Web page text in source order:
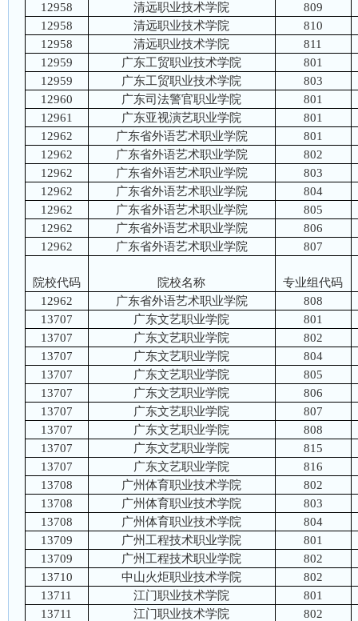
12958
清远职业技术学院
809
12958
清远职业技术学院
810
12958
清远职业技术学院
811
12959
广东工贸职业技术学院
801
12959
广东工贸职业技术学院
803
12960
广东司法警官职业学院
801
12961
广东亚视演艺职业学院
801
12962
广东省外语艺术职业学院
801
12962
广东省外语艺术职业学院
802
12962
广东省外语艺术职业学院
803
12962
广东省外语艺术职业学院
804
12962
广东省外语艺术职业学院
805
12962
广东省外语艺术职业学院
806
12962
广东省外语艺术职业学院 807
院校代码 院校名称
专业组代码
12962
广东省外语艺术职业学院
808
13707
广东文艺职业学院
801
13707
广东文艺职业学院
802
13707
广东文艺职业学院
804
13707
广东文艺职业学院
805
13707
广东文艺职业学院
806
13707
广东文艺职业学院
807
13707
广东文艺职业学院
808
13707
广东文艺职业学院
815
13707
广东文艺职业学院
816
13708
广州体育职业技术学院
802
13708
广州体育职业技术学院
803
13708
广州体育职业技术学院
804
13709
广州工程技术职业学院
801
13709
广州工程技术职业学院
802
13710
中山火炬职业技术学院
802
13711
江门职业技术学院
801
13711
江门职业技术学院 802